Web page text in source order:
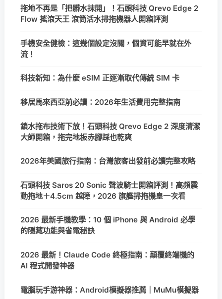
拖地不再是「把髒水抹開」！石頭科技 Qrevo Edge 2
Flow 搖滾天王 滾筒活水掃拖機器人開箱評測
手機安全健檢：這幾個設定沒關，個資可能早就在外
流！
科技新知：為什麼 eSIM 正逐漸取代傳統 SIM 卡
移居馬來西亞前必讀：2026年生活費用完整指南
鎖水拖布技術下放！石頭科技 Qrevo Edge 2 深度清潔
大師開箱，拖完地板赤腳踩也乾爽
2026年美國旅行指南：台灣旅客出發前必讀完整攻略
石頭科技 Saros 20 Sonic 聲波騎士開箱評測！高頻震
動拖地＋4.5cm 越障，2026 旗艦掃拖機皇一次看
2026 最新手機教學：10 個 iPhone 與 Android 必學
的隱藏功能與省電秘訣
2026 最新！Claude Code 終極指南：顛覆終端機的
AI 程式開發神器
電腦玩手游神器：Android模擬器推薦｜MuMu模擬器